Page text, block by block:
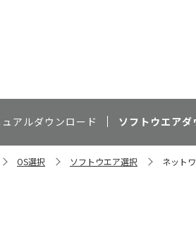
アルダウンロード ソフトウエアダ
OS選択 ソフトウエア選択 ネット